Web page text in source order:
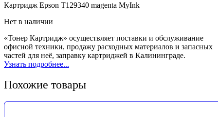
Картридж Epson T129340 magenta MyInk
Нет в наличии
«Тонер Картридж» осуществляет поставки и обслуживание
офисной техники, продажу расходных материалов и запасных
частей для неё, заправку картриджей в Калининграде.
Узнать подробнее...
Похожие товары